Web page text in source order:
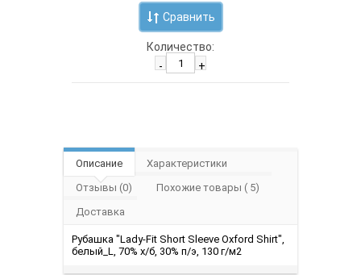
Сравнить
Количество:
-
+
Описание
Характеристики
Отзывы (0)
Похожие товары ( 5)
Доставка
Рубашка "Lady-Fit Short Sleeve Oxford Shirt",
белый_L, 70% х/б, 30% п/э, 130 г/м2